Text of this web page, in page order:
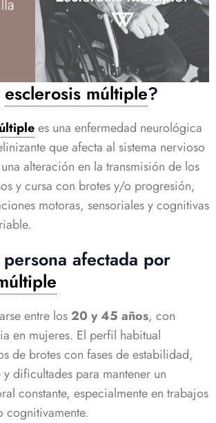
esclerosis múltiple?
es una enfermedad neurológica
que afecta al sistema nervioso
alteración en la transmisión de los
y cursa con brotes y/o progresión,
motoras, sensoriales y cognitivas
afectada por
entre los20 y 45 años, con
en mujeres. El perfil habitual
de brotes con fases de estabilidad,
dificultades para mantener un
constante, especialmente en trabajos
cognitivamente.